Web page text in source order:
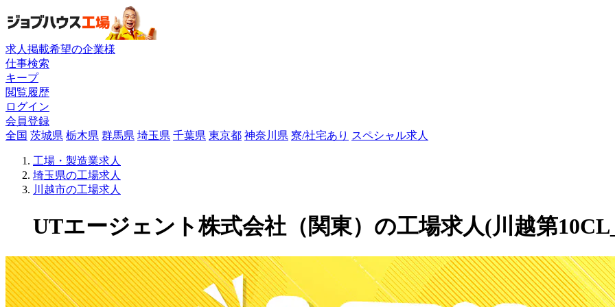
求人掲載希望の企業様
仕事検索
キープ
閲覧履歴
ログイン
会員登録
全国 茨城県 栃木県 群馬県 埼玉県 千葉県 東京都 神奈川県 寮/社宅あり スペシャル求人
工場・製造業求人
埼玉県の工場求人
川越市の工場求人
UTエージェント株式会社（関東）の工場求人(川越第